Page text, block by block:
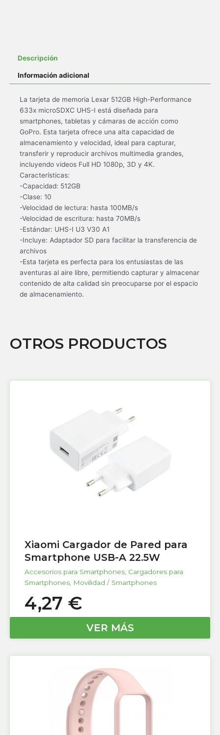
Descripción
Información adicional
La tarjeta de memoria Lexar 512GB High-Performance
633x microSDXC UHS-I está diseñada para
smartphones, tabletas y cámaras de acción como
GoPro. Esta tarjeta ofrece una alta capacidad de
almacenamiento y velocidad, ideal para capturar,
transferir y reproducir archivos multimedia grandes,
incluyendo videos Full HD 1080p, 3D y 4K.
Características:
-Capacidad: 512GB
-Clase: 10
-Velocidad de lectura: hasta 100MB/s
-Velocidad de escritura: hasta 70MB/s
-Estándar: UHS-I U3 V30 A1
-Incluye: Adaptador SD para facilitar la transferencia de
archivos
-Esta tarjeta es perfecta para los entusiastas de las
aventuras al aire libre, permitiendo capturar y almacenar
contenido de alta calidad sin preocuparse por el espacio
de almacenamiento.
OTROS PRODUCTOS
Xiaomi Cargador de Pared para
Smartphone USB-A 22.5W
Accesorios para Smartphones Cargadores para
Smartphones Movilidad / Smartphones
4,27 €
VER MÁS